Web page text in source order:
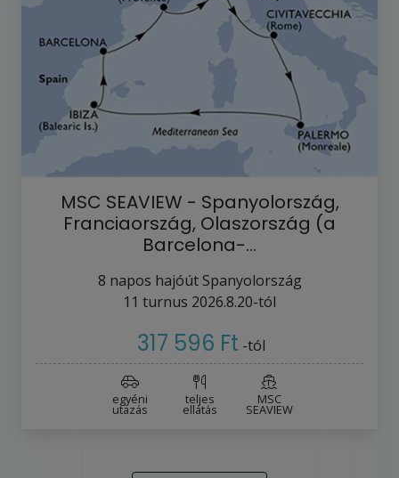
MSC SEAVIEW - Spanyolország,
Franciaország, Olaszország (a
Barcelona-…
8 napos hajóút Spanyolország
11 turnus 2026.8.20-tól
317 596 Ft -tól
egyéni
utazás
teljes
ellátás
MSC
SEAVIEW